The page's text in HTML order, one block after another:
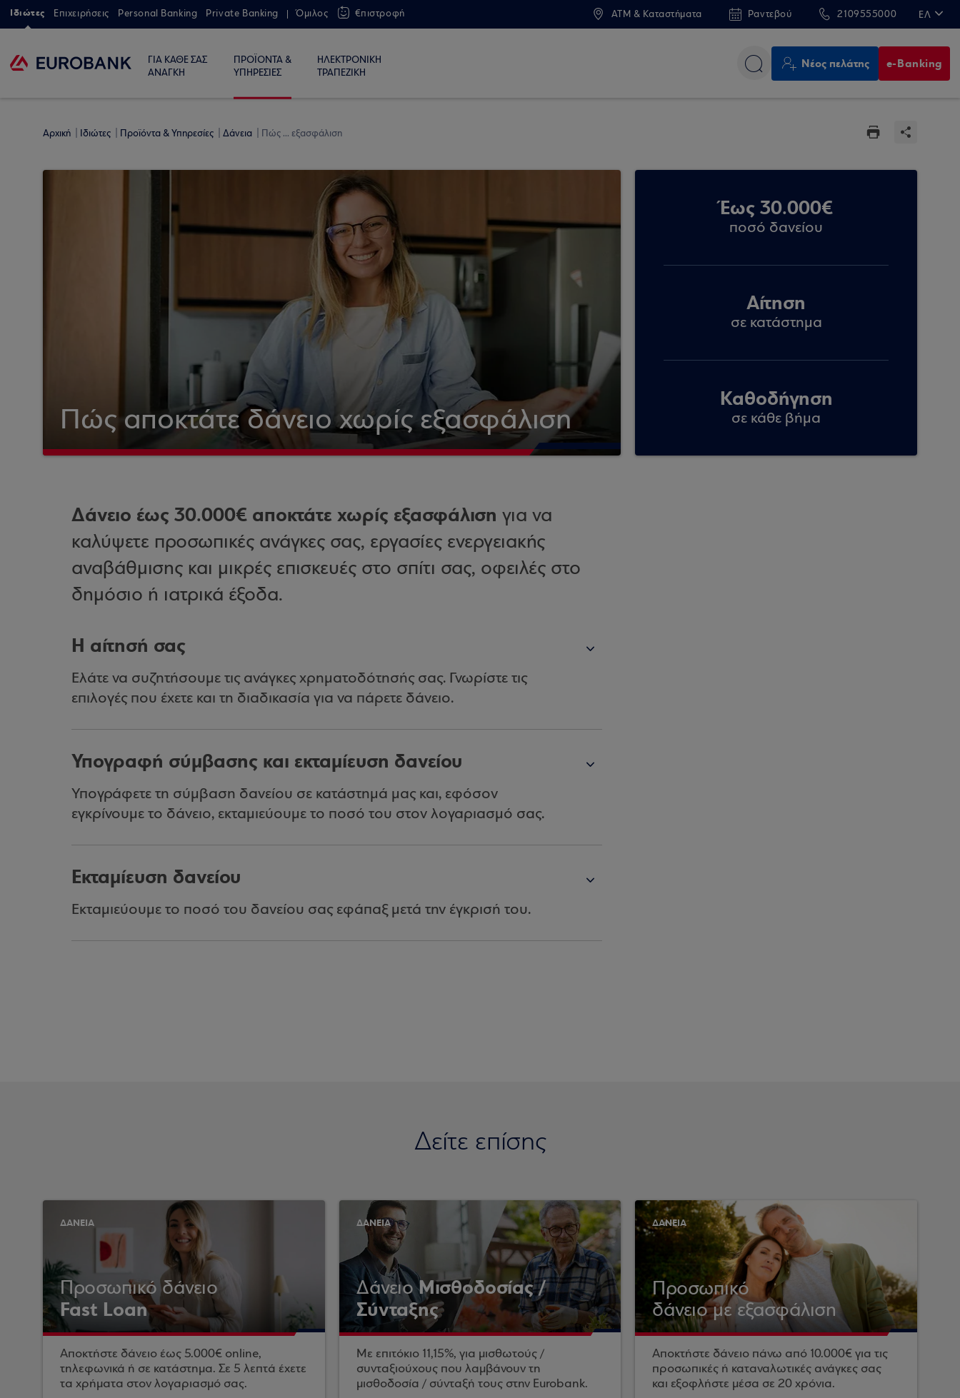
Ιδιώτες Επιχειρήσεις Personal Banking Private Banking Όμιλος €πιστροφή ATM & Καταστήματα Ραντεβού 2109555000 ΕΛ
ΓΙΑ ΚΑΘΕ ΣΑΣ
ΑΝΑΓΚΗ
ΠΡΟΪΟΝΤΑ &
ΥΠΗΡΕΣΙΕΣ
ΗΛΕΚΤΡΟΝΙΚΗ
ΤΡΑΠΕΖΙΚΗ
Νέος πελάτης e-Banking
Αρχική Ιδιώτες Προϊόντα & Υπηρεσίες Δάνεια Πώς ... εξασφάλιση
Πώς αποκτάτε δάνειο χωρίς εξασφάλιση
Έως 30.000€
ποσό δανείου
Αίτηση
σε κατάστημα
Καθοδήγηση
σε κάθε βήμα
Δάνειο έως 30.000€ αποκτάτε χωρίς εξασφάλιση για να
καλύψετε προσωπικές ανάγκες σας, εργασίες ενεργειακής
αναβάθμισης και μικρές επισκευές στο σπίτι σας, οφειλές στο
δημόσιο ή ιατρικά έξοδα.
Η αίτησή σας
Ελάτε να συζητήσουμε τις ανάγκες χρηματοδότησής σας. Γνωρίστε τις
επιλογές που έχετε και τη διαδικασία για να πάρετε δάνειο.
Υπογραφή σύμβασης και εκταμίευση δανείου
Υπογράφετε τη σύμβαση δανείου σε κατάστημά μας και, εφόσον
εγκρίνουμε το δάνειο, εκταμιεύουμε το ποσό του στον λογαριασμό σας.
Εκταμίευση δανείου
Εκταμιεύουμε το ποσό του δανείου σας εφάπαξ μετά την έγκρισή του.
Δείτε επίσης
ΔΑΝΕΙΑ
Προσωπικό δάνειο
Fast Loan
Αποκτήστε δάνειο έως 5.000€ online,
τηλεφωνικά ή σε κατάστημα. Σε 5 λεπτά έχετε
τα χρήματα στον λογαριασμό σας.
ΔΑΝΕΙΑ
ΔάνειοΜισθοδοσίας /
Σύνταξης
Με επιτόκιο 11,15%, για μισθωτούς /
συνταξιούχους που λαμβάνουν τη
μισθοδοσία / σύνταξή τους στην Eurobank.
ΔΑΝΕΙΑ
Προσωπικό
δάνειο με εξασφάλιση
Αποκτήστε δάνειο πάνω από 10.000€ για τις
προσωπικές ή καταναλωτικές ανάγκες σας
και εξοφλήστε μέσα σε 20 χρόνια.